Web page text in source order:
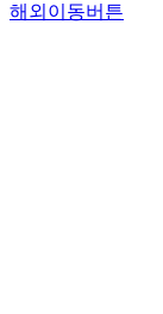
해외이동버튼